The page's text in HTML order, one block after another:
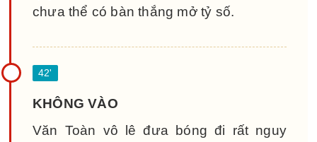
chưa thể có bàn thắng mở tỷ số.
KHÔNG VÀO
Văn Toàn vô lê đưa bóng đi rất nguy